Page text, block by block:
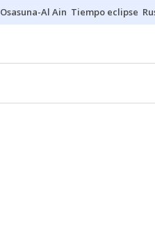
Osasuna-Al Ain Tiempo eclipse